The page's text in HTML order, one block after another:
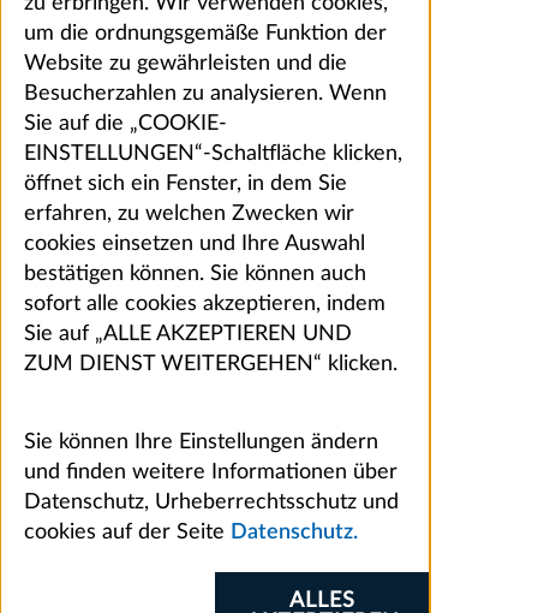
um die ordnungsgemäße Funktion der
Website zu gewährleisten und die
Besucherzahlen zu analysieren. Wenn
Sie auf die „COOKIE-
EINSTELLUNGEN“-Schaltfläche klicken,
öffnet sich ein Fenster, in dem Sie
erfahren, zu welchen Zwecken wir
cookies einsetzen und Ihre Auswahl
bestätigen können. Sie können auch
sofort alle cookies akzeptieren, indem
Sie auf „ALLE AKZEPTIEREN UND
ZUM DIENST WEITERGEHEN“ klicken.
Sie können Ihre Einstellungen ändern
und finden weitere Informationen über
Datenschutz, Urheberrechtsschutz und
cookies auf der Seite Datenschutz.
ALLES